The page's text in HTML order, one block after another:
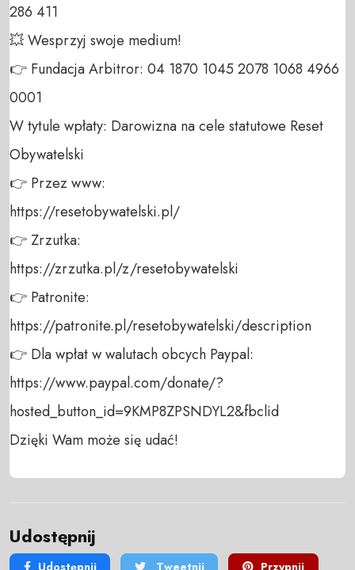
286 411
💥 Wesprzyj swoje medium!
👉 Fundacja Arbitror: 04 1870 1045 2078 1068 4966
0001
W tytule wpłaty: Darowizna na cele statutowe Reset
Obywatelski
👉 Przez www:
https://resetobywatelski.pl/
👉 Zrzutka:
https://zrzutka.pl/z/resetobywatelski
👉 Patronite:
https://patronite.pl/resetobywatelski/description
👉 Dla wpłat w walutach obcych Paypal:
https://www.paypal.com/donate/?
hosted_button_id=9KMP8ZPSNDYL2&fbclid
Dzięki Wam może się udać!
Udostępnij